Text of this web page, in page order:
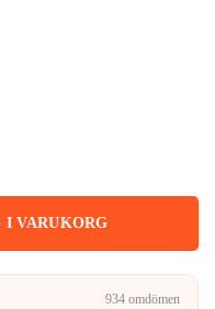
I VARUKORG
934 omdömen